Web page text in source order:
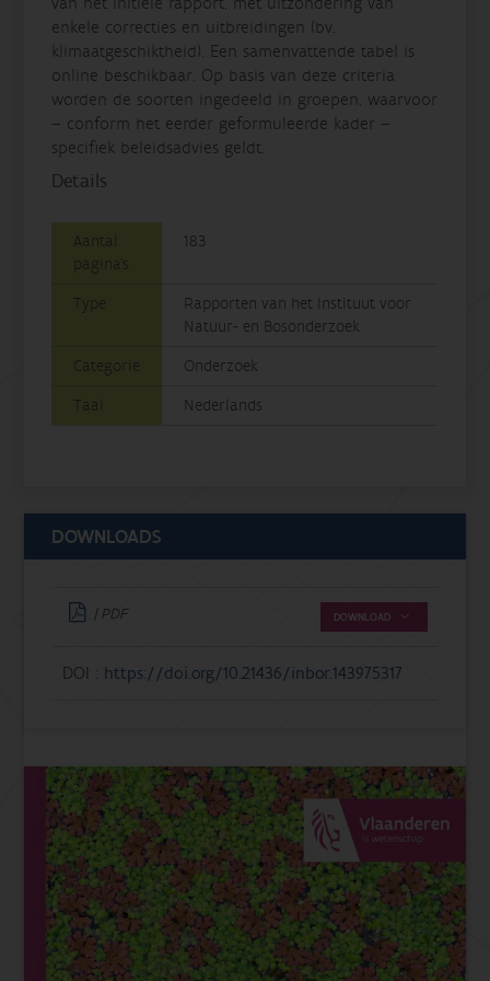
enkele correcties en uitbreidingen (bv.
klimaatgeschiktheid). Een samenvattende tabel is
online beschikbaar. Op basis van deze criteria
worden de soorten ingedeeld in groepen, waarvoor
– conform het eerder geformuleerde kader –
specifiek beleidsadvies geldt.
Details
Aantal
pagina's
183
Type
Rapporten van het Instituut voor
Natuur- en Bosonderzoek
Categorie
Onderzoek
Taal
Nederlands
DOWNLOADS
| PDF DOWNLOAD
DOI : https://doi.org/10.21436/inbor.143975317